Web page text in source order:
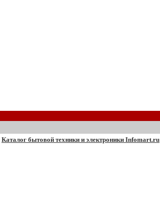
Каталог бытовой техники и электроники Infomart.ru